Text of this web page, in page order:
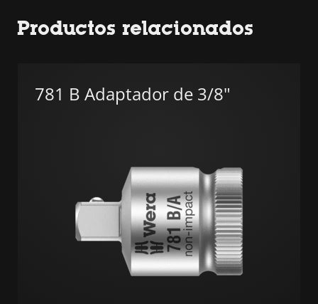
Productos relacionados
781 B Adaptador de 3/8"